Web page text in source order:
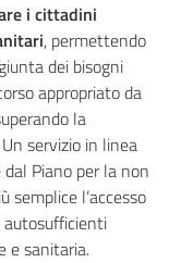
i cittadini
, permettendo
dei bisogni
appropriato da
la
servizio in linea
Piano per la non
semplice l’accesso
autosufficienti
e sanitaria.